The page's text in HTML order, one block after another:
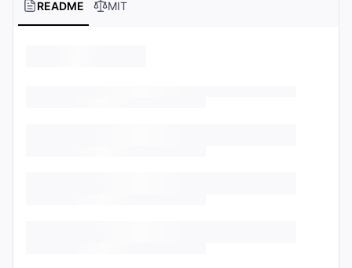
README MIT